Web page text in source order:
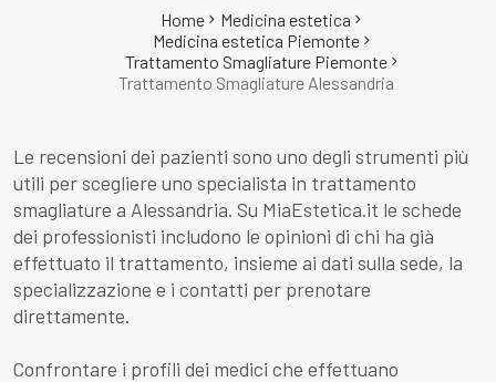
Home
Medicina estetica
Medicina estetica Piemonte
Trattamento Smagliature Piemonte
Trattamento Smagliature Alessandria
Le recensioni dei pazienti sono uno degli strumenti più
utili per scegliere uno specialista in trattamento
smagliature a Alessandria. Su MiaEstetica.it le schede
dei professionisti includono le opinioni di chi ha già
effettuato il trattamento, insieme ai dati sulla sede, la
specializzazione e i contatti per prenotare
direttamente.
Confrontare i profili dei medici che effettuano